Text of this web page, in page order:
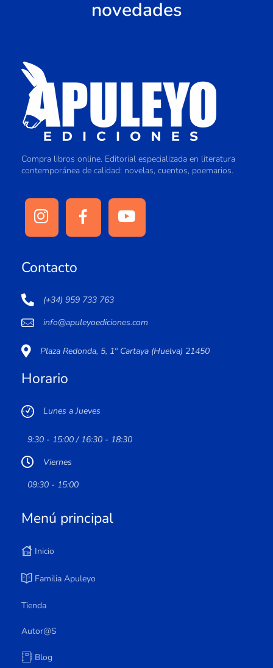
novedades
Compra libros online. Editorial especializada en literatura
contemporánea de calidad: novelas, cuentos, poemarios.
Contacto
(+34) 959 733 763
info@apuleyoediciones.com
Plaza Redonda, 5, 1º Cartaya (Huelva) 21450
Horario
Lunes a Jueves
9:30 - 15:00 / 16:30 - 18:30
Viernes
09:30 - 15:00
Menú principal
Inicio
Familia Apuleyo
Tienda
Autor@s
Blog